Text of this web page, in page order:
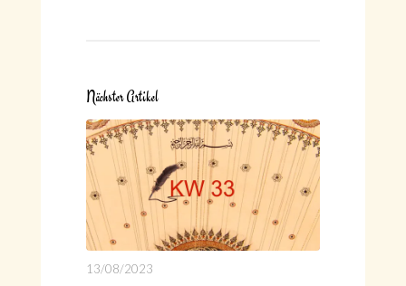
Nächster Artikel
13/08/2023